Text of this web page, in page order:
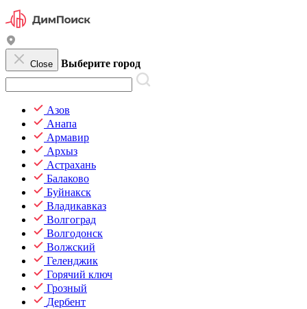
Close Выберите город
Азов
Анапа
Армавир
Архыз
Астрахань
Балаково
Буйнакск
Владикавказ
Волгоград
Волгодонск
Волжский
Геленджик
Горячий ключ
Грозный
Дербент